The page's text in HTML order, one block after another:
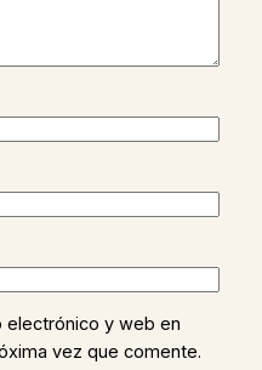
electrónico y web en
vez que comente.